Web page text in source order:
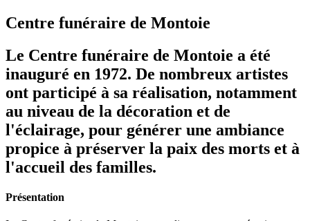
Centre funéraire de Montoie
Le Centre funéraire de Montoie a été
inauguré en 1972. De nombreux artistes
ont participé à sa réalisation, notamment
au niveau de la décoration et de
l'éclairage, pour générer une ambiance
propice à préserver la paix des morts et à
l'accueil des familles.
Présentation